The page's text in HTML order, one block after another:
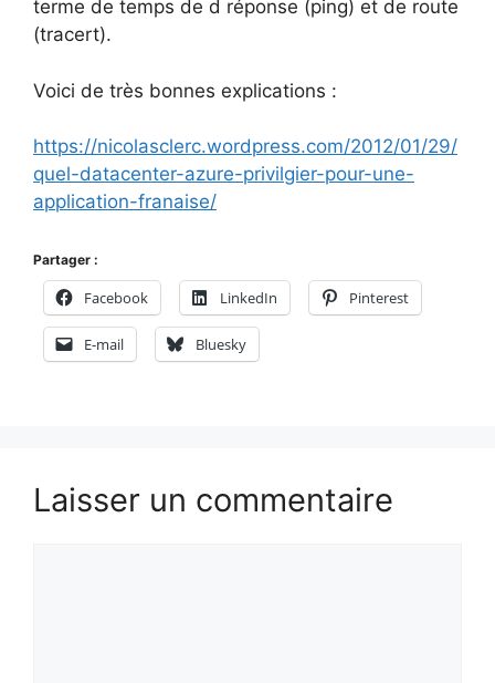
terme de temps de d réponse (ping) et de route
(tracert).
Voici de très bonnes explications :
https://nicolasclerc.wordpress.com/2012/01/29/
quel-datacenter-azure-privilgier-pour-une-
application-franaise/
Partager :
Facebook LinkedIn Pinterest
E-mail Bluesky
Laisser un commentaire